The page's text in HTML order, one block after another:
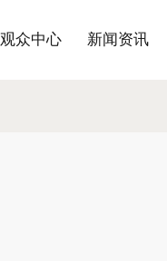
观众中心 新闻资讯